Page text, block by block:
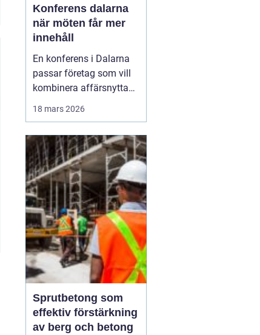
Konferens dalarna
när möten får mer
innehåll
En konferens i Dalarna
passar företag som vill
kombinera affärsnytta
landsbygd, djupa skogar,
glittrande sjöar och en
levande kulturhistoria
mitt i Sverige, på rimligt
avstånd från storst...
18 mars 2026
Sprutbetong som
effektiv förstärkning
av berg och betong